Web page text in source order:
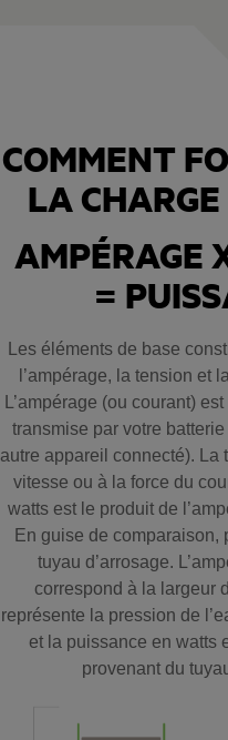
COMMENT
LA
AMPÉRAGE
=
Les éléments de base
l’ampérage, la tension et
L’ampérage (ou courant)
transmise par votre
autre appareil connecté). La
vitesse ou à la force du
watts est le produit de
En guise de comparaison,
tuyau d’arrosage.
correspond à la largeur
représente la pression de
et la puissance en watts
provenant du